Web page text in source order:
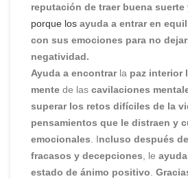
reputación de traer buena suerte
porque los ayuda a entrar en
con sus emociones para no
negatividad.
Ayuda a encontrarla paz interior
mente de las cavilaciones
superar los retos difíciles de la
pensamientos que le distraen y
emocionales . Incluso después
fracasos y decepciones , le
estado de ánimo positivo